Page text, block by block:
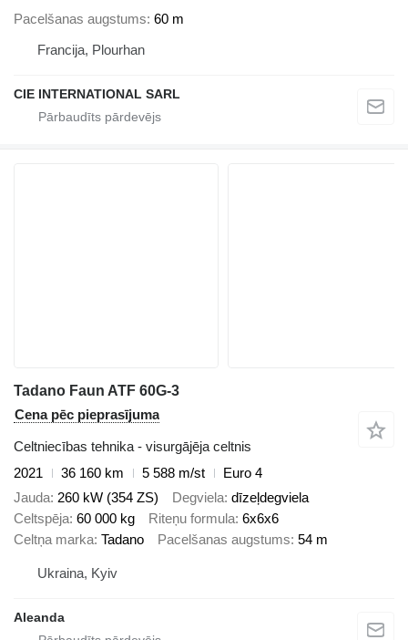
Pacelšanas augstums 60 m
Francija, Plourhan
CIE INTERNATIONAL SARL
Tadano Faun ATF 60G-3
Cena pēc pieprasījuma
Celtniecības tehnika - visurgājēja celtnis
2021
36 160 km 5 588 m/st
Euro 4
Jauda 260 kW (354 ZS) Degviela dīzeļdegviela
Celtspēja 60 000 kg Riteņu formula 6x6x6
Celtņa marka Tadano Pacelšanas augstums 54 m
Ukraina, Kyiv
Aleanda